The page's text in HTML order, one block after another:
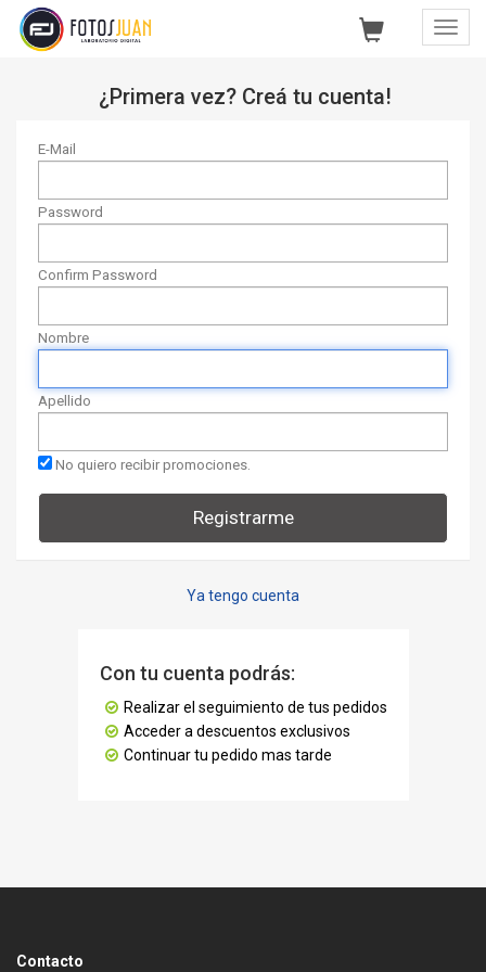
¿Primera vez? Creá tu cuenta!
E-Mail
Password
Confirm Password
Nombre
Apellido
No quiero recibir promociones.
Registrarme
Ya tengo cuenta
Con tu cuenta podrás:
Realizar el seguimiento de tus pedidos
Acceder a descuentos exclusivos
Continuar tu pedido mas tarde
Contacto